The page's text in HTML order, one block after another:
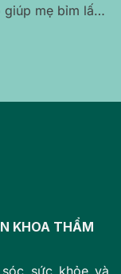
giúp mẹ bỉm lấy
KHOA THẨM